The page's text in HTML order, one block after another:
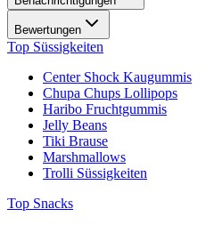
Bewertungen
Top Süssigkeiten
Center Shock Kaugummis
Chupa Chups Lollipops
Haribo Fruchtgummis
Jelly Beans
Tiki Brause
Marshmallows
Trolli Süssigkeiten
Top Snacks